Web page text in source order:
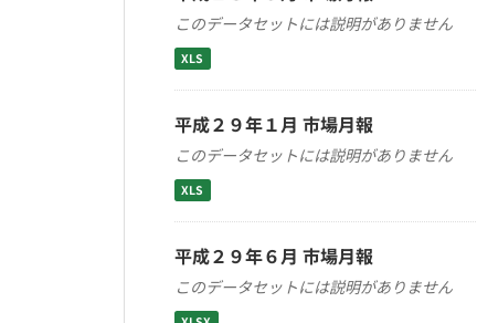
このデータセットには説明がありません
XLS
平成２９年１月 市場月報
このデータセットには説明がありません
XLS
平成２９年６月 市場月報
このデータセットには説明がありません